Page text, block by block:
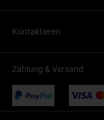
Kontaktieren
Zahlung & Versand